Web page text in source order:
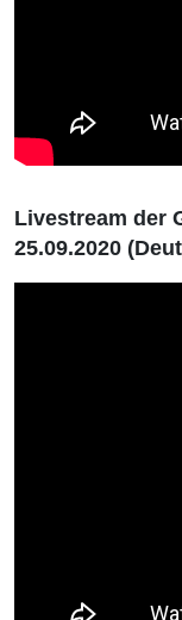
Livestream der
25.09.2020